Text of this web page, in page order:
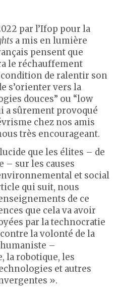
par l’Ifop pour la
a mis en lumière
pensent que
le réchauffement
de ralentir son
s’orienter vers la
douces” ou “low
a sûrement provoqué
chez nos amis
très encourageant.
que les élites – de
– sur les causes
et social
qui suit, nous
de ce
que cela va avoir
par la technocratie
la volonté de la
–
la robotique, les
et autres
».